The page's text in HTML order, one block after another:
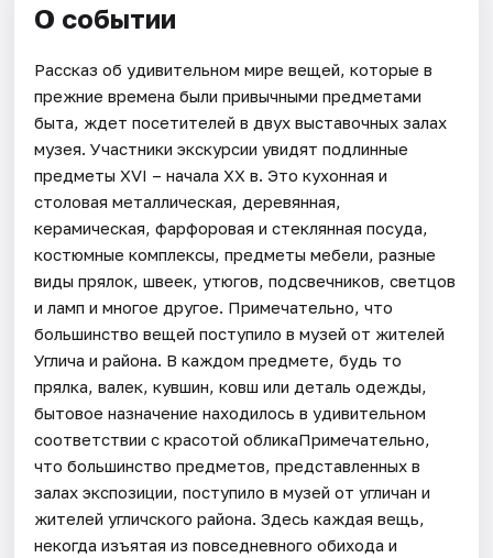
О событии
Рассказ об удивительном мире вещей, которые в
прежние времена были привычными предметами
быта, ждет посетителей в двух выставочных залах
музея. Участники экскурсии увидят подлинные
предметы XVI – начала XX в. Это кухонная и
столовая металлическая, деревянная,
керамическая, фарфоровая и стеклянная посуда,
костюмные комплексы, предметы мебели, разные
виды прялок, швеек, утюгов, подсвечников, светцов
и ламп и многое другое. Примечательно, что
большинство вещей поступило в музей от жителей
Углича и района. В каждом предмете, будь то
прялка, валек, кувшин, ковш или деталь одежды,
бытовое назначение находилось в удивительном
соответствии с красотой обликаПримечательно,
что большинство предметов, представленных в
залах экспозиции, поступило в музей от угличан и
жителей угличского района. Здесь каждая вещь,
некогда изъятая из повседневного обихода и